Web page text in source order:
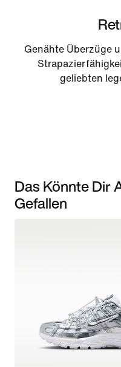
Genähte Überzüge
geliebten
Das Könnte Dir
Gefallen